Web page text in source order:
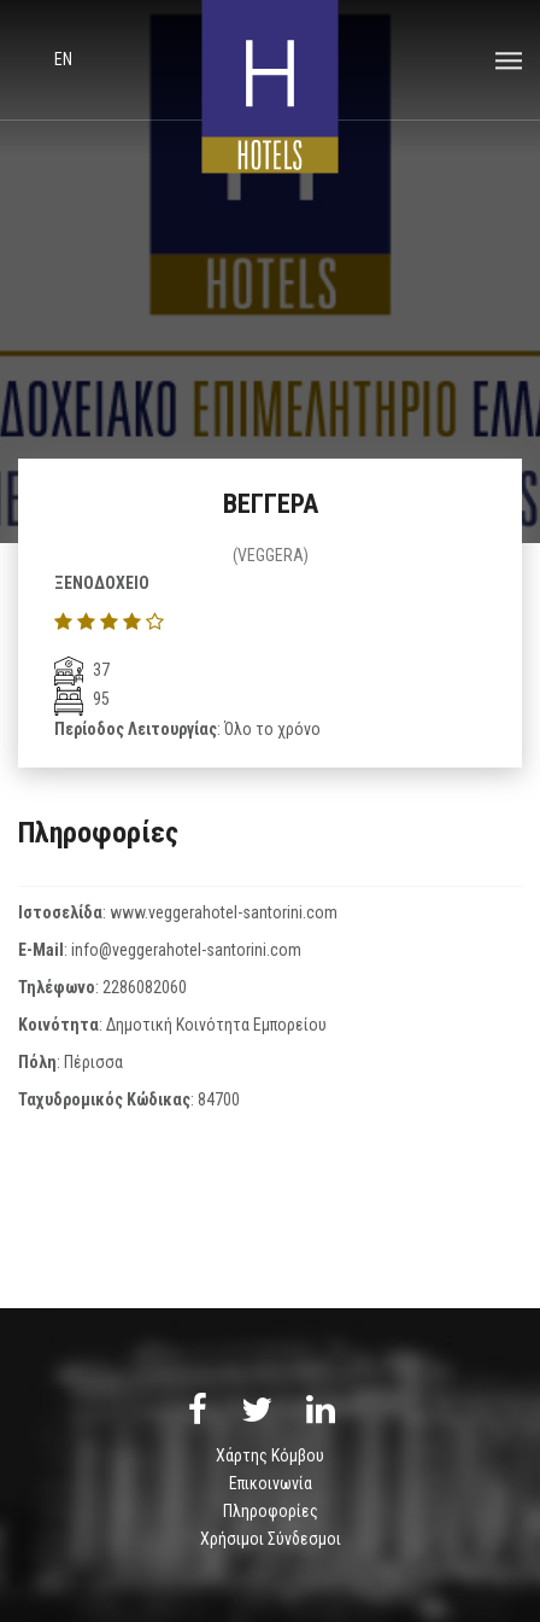
EN
ΒΕΓΓΕΡΑ
(VEGGERA)
ΞΕΝΟΔΟΧΕΙΟ
37
95
Περίοδος Λειτουργίας: Όλο το χρόνο
Πληροφορίες
Ιστοσελίδα: www.veggerahotel-santorini.com
E-Mail: info@veggerahotel-santorini.com
Τηλέφωνο: 2286082060
Κοινότητα: Δημοτική Κοινότητα Εμπορείου
Πόλη: Πέρισσα
Ταχυδρομικός Κώδικας: 84700
Χάρτης Κόμβου
Επικοινωνία
Πληροφορίες
Χρήσιμοι Σύνδεσμοι